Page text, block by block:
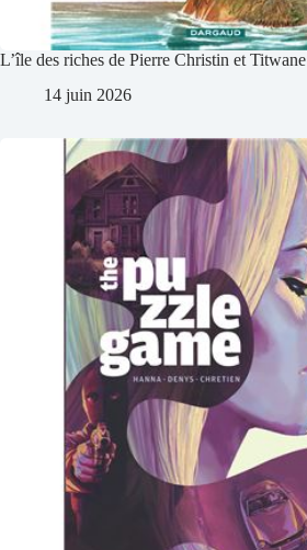
L’île des riches de Pierre Christin et Titwane
14 juin 2026